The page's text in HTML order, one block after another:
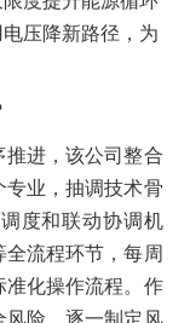
压降新路径，为
进，该公司整合
业，抽调技术骨
度和联动协调机
流程环节，每周
化操作流程。作